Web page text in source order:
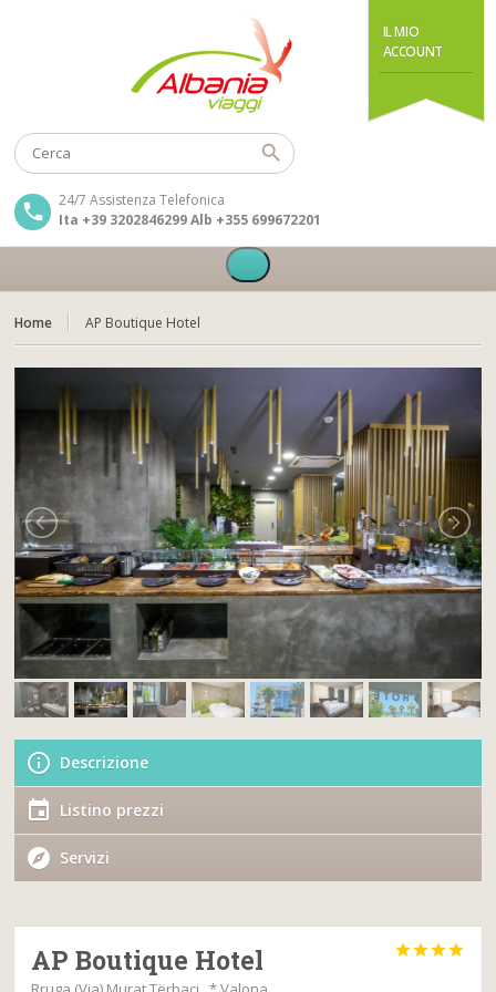
IL MIO
ACCOUNT
24/7 Assistenza Telefonica
Ita +39 3202846299 Alb +355 699672201
Home AP Boutique Hotel
Descrizione
Listino prezzi
Servizi
AP Boutique Hotel 